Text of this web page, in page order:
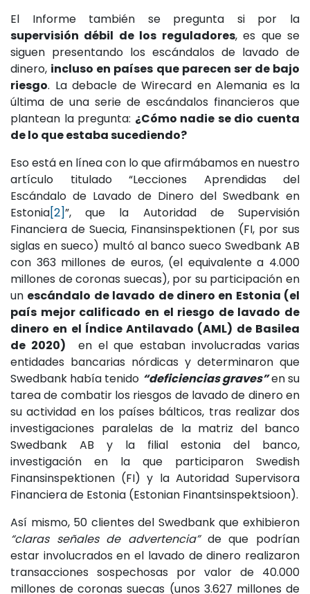
El Informe también se pregunta si por la
supervisión débil de los reguladores, es que se
siguen presentando los escándalos de lavado de
dinero, incluso en países que parecen ser de bajo
riesgo. La debacle de Wirecard en Alemania es la
última de una serie de escándalos financieros que
plantean la pregunta: ¿Cómo nadie se dio cuenta
de lo que estaba sucediendo?
Eso está en línea con lo que afirmábamos en nuestro
artículo titulado “Lecciones Aprendidas del
Escándalo de Lavado de Dinero del Swedbank en
Estonia[2]”, que la Autoridad de Supervisión
Financiera de Suecia, Finansinspektionen (FI, por sus
siglas en sueco) multó al banco sueco Swedbank AB
con 363 millones de euros, (el equivalente a 4.000
millones de coronas suecas), por su participación en
un escándalo de lavado de dinero en Estonia (el
país mejor calificado en el riesgo de lavado de
dinero en el Índice Antilavado (AML) de Basilea
de 2020) en el que estaban involucradas varias
entidades bancarias nórdicas y determinaron que
Swedbank había tenido “deficiencias graves”en su
tarea de combatir los riesgos de lavado de dinero en
su actividad en los países bálticos, tras realizar dos
investigaciones paralelas de la matriz del banco
Swedbank AB y la filial estonia del banco,
investigación en la que participaron Swedish
Finansinspektionen (FI) y la Autoridad Supervisora
Financiera de Estonia (Estonian Finantsinspektsioon).
Así mismo, 50 clientes del Swedbank que exhibieron
“claras señales de advertencia”de que podrían
estar involucrados en el lavado de dinero realizaron
transacciones sospechosas por valor de 40.000
millones de coronas suecas (unos 3.627 millones de